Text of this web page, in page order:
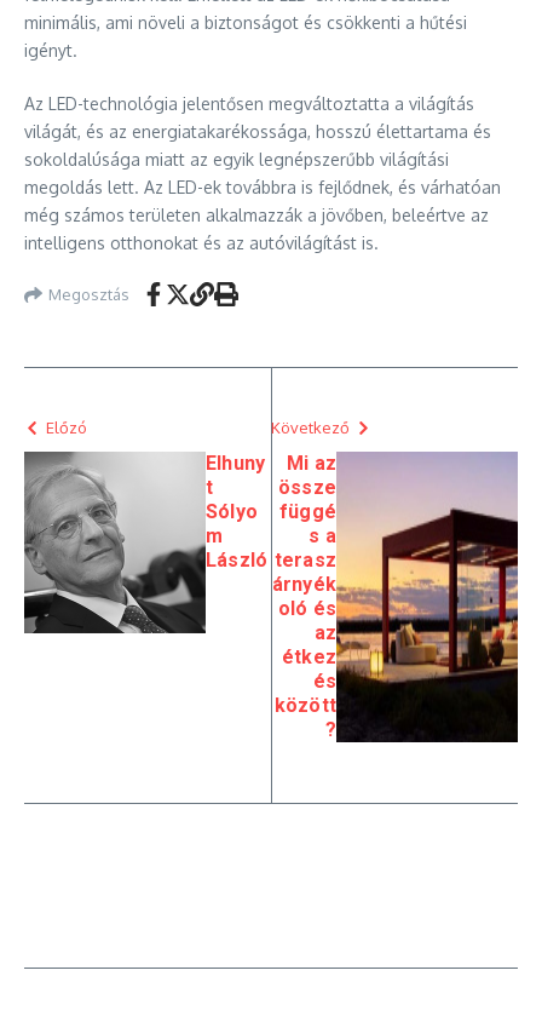
minimális, ami növeli a biztonságot és csökkenti a hűtési
igényt.
Az LED-technológia jelentősen megváltoztatta a világítás
világát, és az energiatakarékossága, hosszú élettartama és
sokoldalúsága miatt az egyik legnépszerűbb világítási
megoldás lett. Az LED-ek továbbra is fejlődnek, és várhatóan
még számos területen alkalmazzák a jövőben, beleértve az
intelligens otthonokat és az autóvilágítást is.
Megosztás
Előzó
Elhuny
t
Sólyo
m
László
Következő
Mi az
össze
függé
s a
terasz
árnyék
oló és
az
étkez
és
között
?